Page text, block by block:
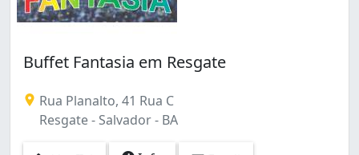
Buffet Fantasia em Resgate
Rua Planalto, 41 Rua C
Resgate - Salvador - BA